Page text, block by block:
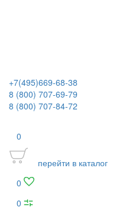
+7(495)669-68-38
8 (800) 707-69-79
8 (800) 707-84-72
0
перейти в каталог
0
0